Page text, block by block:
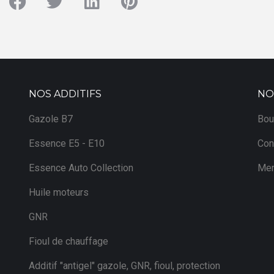
NOS ADDITIFS
Gazole B7
Essence E5 - E10
Essence Auto Collection
Huile moteurs
GNR
Fioul de chauffage
Additif "antigel" gazole, GNR, fioul, protection